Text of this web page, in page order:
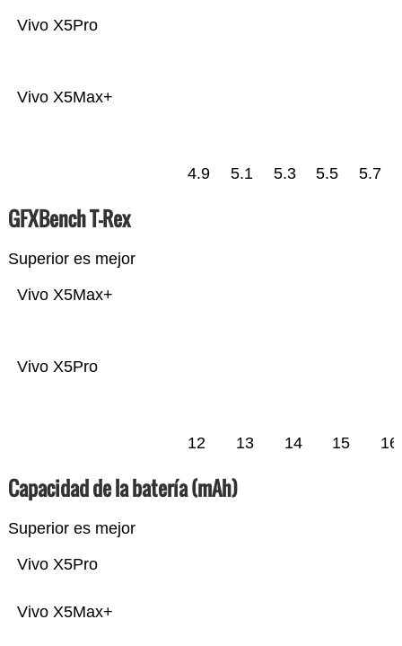
Vivo X5Max+
Vivo X5Pro
4.9 5.1 5.3 5.5 5.7
GFXBench T-Rex
Superior es mejor
Vivo X5Pro
Vivo X5Max+
12 13 14 15 16
Capacidad de la batería (mAh)
Superior es mejor
Vivo X5Max+
Vivo X5Pro